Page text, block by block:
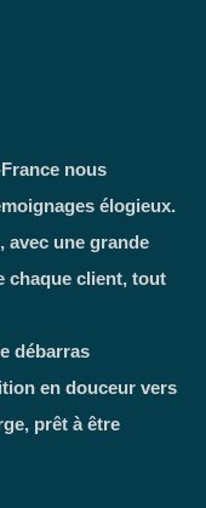
nous
élogieux.
avec une grande
chaque client, tout
débarras
en douceur vers
prêt à être